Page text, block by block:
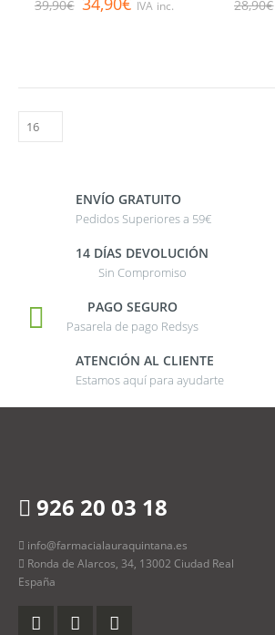
39,90€ IVA inc. 28,90€
ENVÍO GRATUITO
Pedidos Superiores a 59€
14 DÍAS DEVOLUCIÓN
Sin Compromiso
PAGO SEGURO
Pasarela de pago Redsys
ATENCIÓN AL CLIENTE
Estamos aquí para ayudarte
926 20 03 18
info@farmacialauraquintana.es
Ronda de Alarcos, 34, 13002 Ciudad Real
España